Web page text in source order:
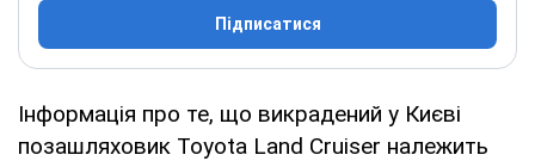
Підписатися
Інформація про те, що викрадений у Києві
позашляховик Toyota Land Cruiser належить